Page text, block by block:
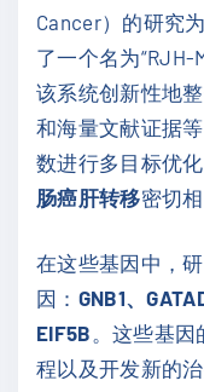
Cancer）的研究
了一个名为“RJH-
该系统创新性地
和海量文献证据
数进行多目标优
肠癌肝转移密切
在这些基因中，
因： GNB1、
EIF5B 。这些基因
程以及开发新的